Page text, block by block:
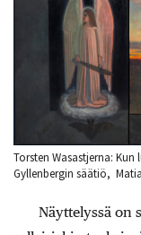
Torsten Wasastjerna:
Gyllenbergin säätiö,
Näyttelyssä on